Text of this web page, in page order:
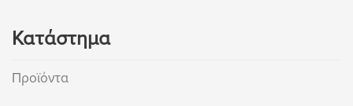
Κατάστημα
Προϊόντα